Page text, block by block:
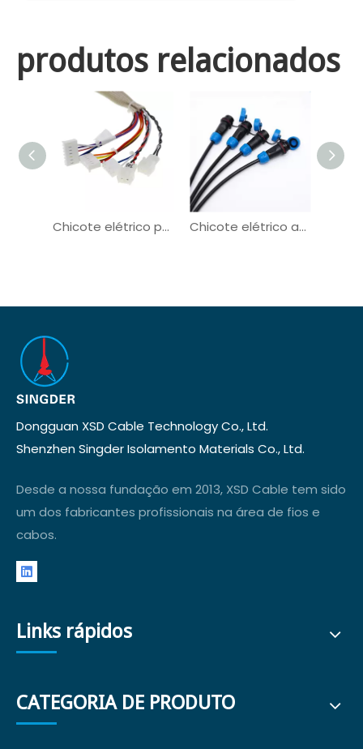
produtos relacionados
Chicote elétrico para veículos automotivos do conector Molex de tecido Chicote elétrico automotivo de entrega de energia do conector M12
Dongguan XSD Cable Technology Co., Ltd.
Shenzhen Singder Isolamento Materials Co., Ltd.
Desde a nossa fundação em 2013, XSD Cable tem sido
um dos fabricantes profissionais na área de fios e
cabos.
Links rápidos
CATEGORIA DE PRODUTO